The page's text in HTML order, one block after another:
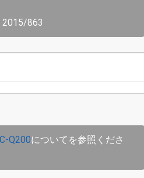
2015/863
Q200についてを参照くださ